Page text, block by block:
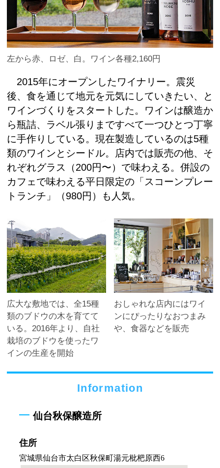
左から赤、ロゼ、白。ワイン各種2,160円
2015年にオープンしたワイナリー。震災
後、食を通じて地元を元気にしていきたい、と
ワインづくりをスタートした。ワインは醸造か
ら瓶詰、ラベル張りまですべて一つひとつ丁寧
に手作りしている。現在製造しているのは5種
類のワインとシードル。店内では販売の他、そ
れぞれグラス（200円〜）で味わえる。併設の
カフェで味わえる平日限定の「スコーンプレー
トランチ」（980円）も人気。
広大な敷地では、全15種
類のブドウの木を育てて
いる。2016年より、自社
栽培のブドウを使ったワ
インの生産を開始
おしゃれな店内にはワイ
ンにぴったりなおつまみ
や、食器などを販売
Information
仙台秋保醸造所
住所